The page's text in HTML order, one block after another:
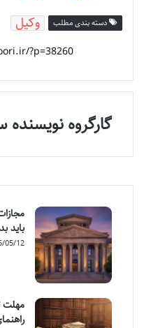
دسته بندی مطلب وکیل
گارگروه
باید
05/12
مهلت